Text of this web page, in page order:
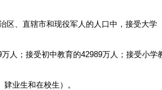
、直辖市和现役军人的人口中，接受大学
万人；接受初中教育的42989万人；接受小
业生和在校生）。